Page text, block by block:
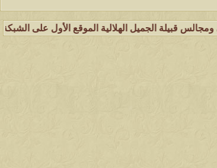
الجميل الهلالية الموقع الأول على الشبكة